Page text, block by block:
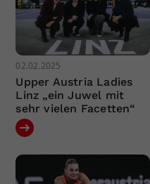
02.02.2025
Upper Austria Ladies
Linz „ein Juwel mit
sehr vielen Facetten“